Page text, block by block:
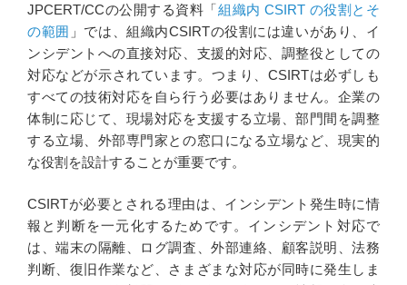
JPCERT/CCの公開する資料「組織内 CSIRT の役割とそ
の範囲 」では、組織内CSIRTの役割には違いがあり、イ
ンシデントへの直接対応、支援的対応、調整役としての
対応などが示されています。つまり、CSIRTは必ずしも
すべての技術対応を自ら行う必要はありません。企業の
体制に応じて、現場対応を支援する立場、部門間を調整
する立場、外部専門家との窓口になる立場など、現実的
な役割を設計することが重要です。
CSIRTが必要とされる理由は、インシデント発生時に情
報と判断を一元化するためです。インシデント対応で
は、端末の隔離、ログ調査、外部連絡、顧客説明、法務
判断、復旧作業など、さまざまな対応が同時に発生しま